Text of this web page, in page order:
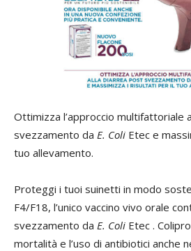
Ottimizza l’approccio multifattoriale
svezzamento da E. Coli Etec e
tuo allevamento.
Proteggi i tuoi suinetti in modo
F4/F18, l’unico vaccino vivo orale
svezzamento da E. Coli Etec .
mortalità e l’uso di antibiotici anche